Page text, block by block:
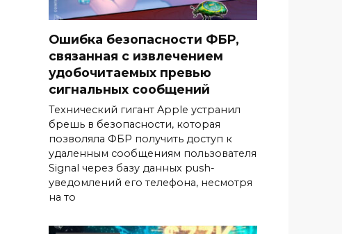
Ошибка безопасности ФБР,
связанная с извлечением
удобочитаемых превью
сигнальных сообщений
Технический гигант Apple устранил
брешь в безопасности, которая
позволяла ФБР получить доступ к
удаленным сообщениям пользователя
Signal через базу данных push-
уведомлений его телефона, несмотря
на то